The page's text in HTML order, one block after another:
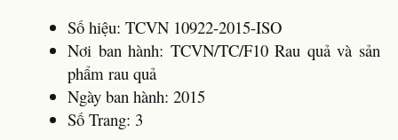
Số hiệu: TCVN 10922-2015-ISO
Nơi ban hành: TCVN/TC/F10 Rau quả và sản
phẩm rau quả
Ngày ban hành: 2015
Số Trang: 3